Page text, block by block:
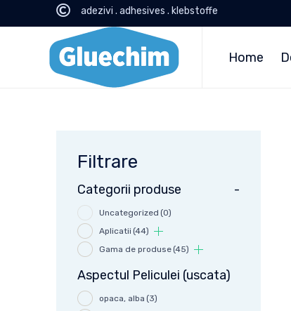
adezivi . adhesives . klebstoffe
Home
Filtrare
Categorii produse -
Uncategorized (0)
Aplicatii (44)
Gama de produse(45)
Aspectul Peliculei (uscata)
opaca, alba (3)